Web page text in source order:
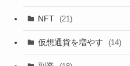
NFT (21)
仮想通貨を増やす (14)